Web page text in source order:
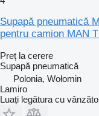
Supapă pneumatică
pentru camion MAN
Preț la cerere
Supapă pneumatică
Polonia, Wołomin
Lamiro
Luați legătura cu